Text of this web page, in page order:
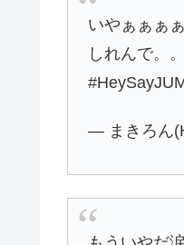
いやぁぁぁ
しれんで。
— まきろん